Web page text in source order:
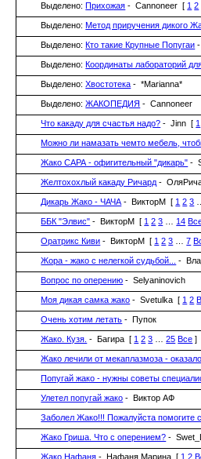
Выделено:Прихожая - Cannoneer [ 1 2
Выделено:Метод приручения дикого
Выделено:Кто такие Крупные Попугаи
Выделено:Координаты лабораторий
Выделено:Хвостотека - *Marianna*
Выделено:ЖАКОПЕДИЯ - Cannoneer
Что какаду для счастья надо? - Jinn [ 1
Можно ли намазать чемто мебель,
Жако САРА - офигительный "дикарь" -
Желтохохлый какаду Ричард -
Дикарь Жако - ЧАЧА - ВикторМ [ 1 2 3
ББК "Элвис" - ВикторМ [ 1 2 3 14
Оратрикс Киви - ВикторМ [ 1 2 3 …7
Жора - жако с нелегкой судьбой...
-
Вопрос по оперению - Selyaninovich
Моя дикая самка жако - Svetulka [ 1 2
Очень хотим летать - Пупок
Жако. Кузя. - Багира [ 1 2 3 …25 Все ]
Жако лечили от мекаплазмоза -
Попугай жако - нужны советы
Улетел попугай жако - Виктор АФ
Заболел Жако!!! Пожалуйста помогите
Жако Гриша. Что с оперением? -
Жако Нафаня - Нафаня Марина [ 1 2